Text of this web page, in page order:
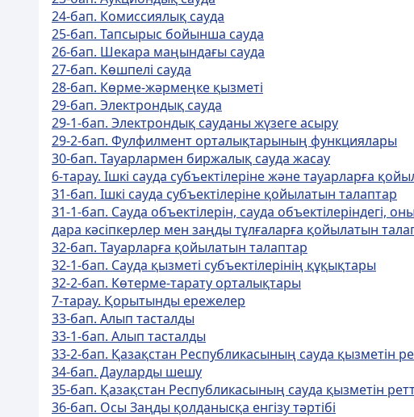
24-бап. Комиссиялық сауда
25-бап. Тапсырыс бойынша сауда
26-бап. Шекара маңындағы сауда
27-бап. Көшпелi сауда
28-бап. Көрме-жәрмеңке қызметі
29-бап. Электрондық сауда
29-1-бап. Электрондық сауданы жүзеге асыру
29-2-бап. Фулфилмент орталықтарының функциялары
30-бап. Тауарлармен биржалық сауда жасау
6-тарау. Ішкі сауда субъектілеріне және тауарларға
31-бап. Ішкі сауда субъектілеріне қойылатын талаптар
31-1-бап. Сауда объектiлерiн, сауда объектiлерiндегі,
дара кәсiпкерлер мен заңды тұлғаларға қойылатын
32-бап. Тауарларға қойылатын талаптар
32-1-бап. Сауда қызметі субъектілерінің құқықтары
32-2-бап. Көтерме-тарату орталықтары
7-тарау. Қорытынды ережелер
33-бап. Алып тасталды
33-1-бап. Алып тасталды
33-2-бап. Қазақстан Республикасының сауда қызметін
34-бап. Дауларды шешу
35-бап. Қазақстан Республикасының сауда қызметін
36-бап. Осы Заңды қолданысқа енгізу тәртібі